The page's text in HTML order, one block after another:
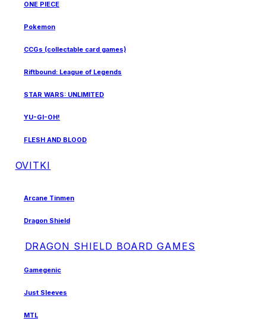
ONE PIECE
Pokemon
CCGs (collectable card games)
Riftbound: League of Legends
STAR WARS: UNLIMITED
YU-GI-OH!
FLESH AND BLOOD
OVITKI
Arcane Tinmen
Dragon Shield
DRAGON SHIELD BOARD GAMES
Gamegenic
Just Sleeves
MTL